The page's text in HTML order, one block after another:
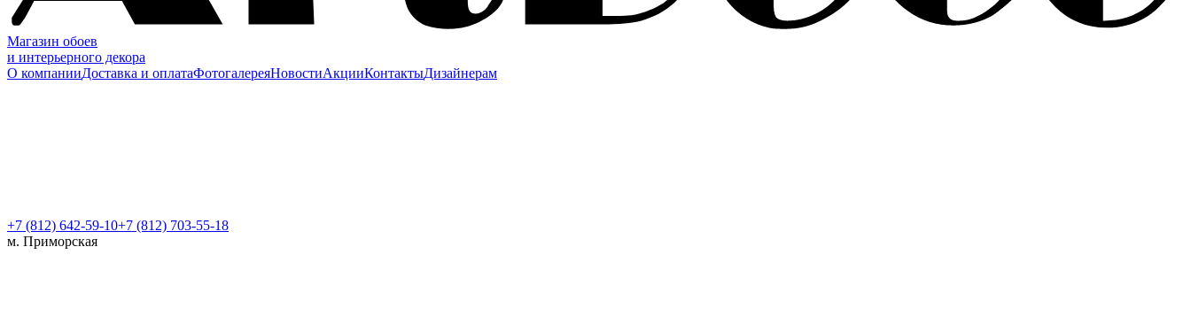
Магазин обоев
и интерьерного декора
О компанииДоставка и оплатаФотогалереяНовостиАкцииКонтактыДизайнерам
+7 (812) 642-59-10+7 (812) 703-55-18
м. Приморская